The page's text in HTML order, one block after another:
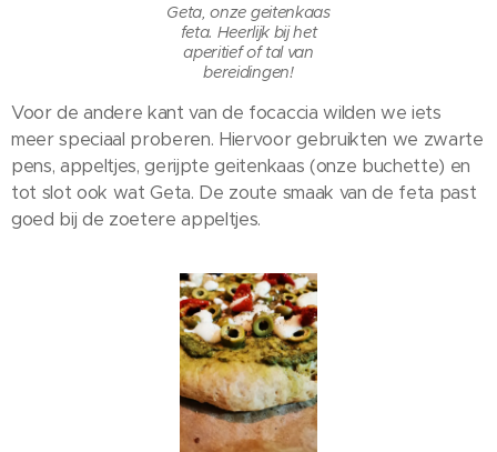
Geta, onze geitenkaas
feta. Heerlijk bij het
aperitief of tal van
bereidingen!
Voor de andere kant van de focaccia wilden we iets
meer speciaal proberen. Hiervoor gebruikten we zwarte
pens, appeltjes, gerijpte geitenkaas (onze buchette) en
tot slot ook wat Geta. De zoute smaak van de feta past
goed bij de zoetere appeltjes.